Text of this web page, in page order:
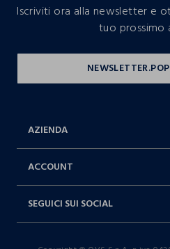
Iscriviti ora alla newsletter e
tuo prossimo
AZIENDA
Dichiarazione accessibilità
ACCOUNT
SEGUICI SUI SOCIAL